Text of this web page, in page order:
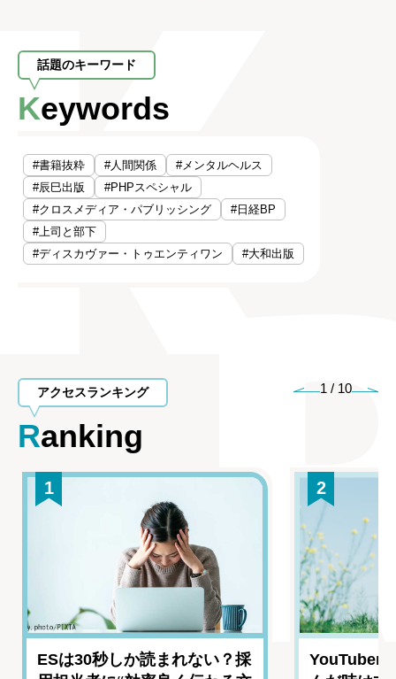
話題のキーワード
Keywords
#書籍抜粋 #人間関係
#メンタルヘルス
#辰巳出版
#PHPスペシャル
#クロスメディア・パブリッシング
#日経BP
#上司と部下
#ディスカヴァー・トゥエンティワン
#大和出版
アクセスランキング
Ranking
1 / 10
1
ESは30秒しか読まれない？採
2
YouTuber